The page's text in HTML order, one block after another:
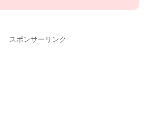
スポンサーリンク